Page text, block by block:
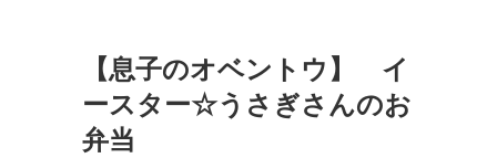
【息子のオベントウ】 イ
ースター☆うさぎさんのお
弁当